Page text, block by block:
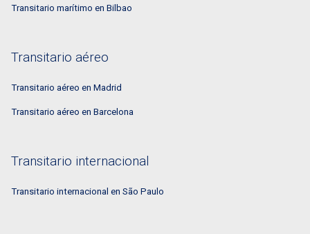
Transitario marítimo en Bilbao
Transitario aéreo
Transitario aéreo en Madrid
Transitario aéreo en Barcelona
Transitario internacional
Transitario internacional en São Paulo